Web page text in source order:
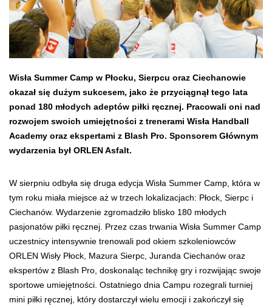
Wisła Summer Camp w Płocku, Sierpcu oraz Ciechanowie
okazał się dużym sukcesem, jako że przyciągnął tego lata
ponad 180 młodych adeptów piłki ręcznej. Pracowali oni nad
rozwojem swoich umiejętności z trenerami Wisła Handball
Academy oraz ekspertami z Blash Pro. Sponsorem Głównym
wydarzenia był ORLEN Asfalt.
W sierpniu odbyła się druga edycja Wisła Summer Camp, która w
tym roku miała miejsce aż w trzech lokalizacjach: Płock, Sierpc i
Ciechanów. Wydarzenie zgromadziło blisko 180 młodych
pasjonatów piłki ręcznej. Przez czas trwania Wisła Summer Camp
uczestnicy intensywnie trenowali pod okiem szkoleniowców
ORLEN Wisły Płock, Mazura Sierpc, Juranda Ciechanów oraz
ekspertów z Blash Pro, doskonaląc technikę gry i rozwijając swoje
sportowe umiejętności. Ostatniego dnia Campu rozegrali turniej
mini piłki ręcznej, który dostarczył wielu emocji i zakończył się